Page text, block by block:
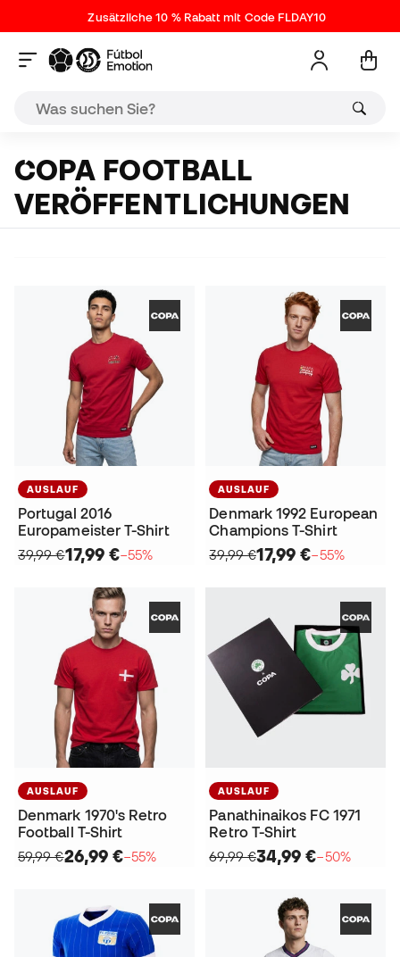
Zusätzliche 10 % Rabatt mit Code FLDAY10
COPA FOOTBALL
VERÖFFENTLICHUNGEN
AUSLAUF
Portugal 2016
Europameister T-Shirt
39,99 €17,99 €−55%
AUSLAUF
Denmark 1992 European
Champions T-Shirt
39,99 €17,99 €−55%
AUSLAUF
Denmark 1970's Retro
Football T-Shirt
59,99 €26,99 €−55%
AUSLAUF
Panathinaikos FC 1971
Retro T-Shirt
69,99 €34,99 €−50%